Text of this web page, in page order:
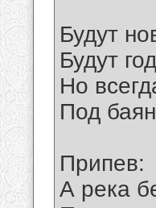
Будут
Будут
Но
Под
Припев:
А река